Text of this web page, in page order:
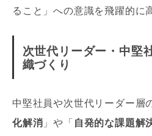
ること」への意識を飛躍的に
次世代リーダー・中堅
織づくり
中堅社員や次世代リーダー層
化解消 」や「 自発的な課題解